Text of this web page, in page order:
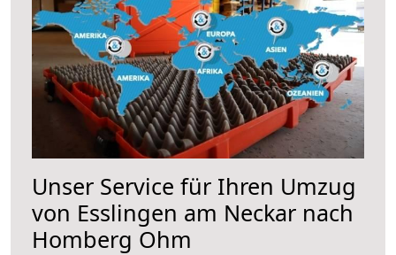
Unser Service für Ihren Umzug
von Esslingen am Neckar nach
Homberg Ohm